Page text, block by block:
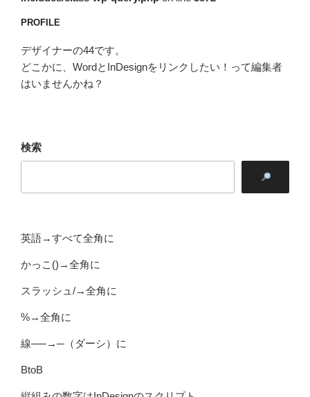
PROFILE
デザイナーの44です。
どこかに、WordとInDesignをリンクしたい！って編集者
はいませんかね？
検索
英語→すべて全角に
かっこ()→全角に
スラッシュ/→全角に
%→全角に
線──→─（ダーシ）に
BtoB